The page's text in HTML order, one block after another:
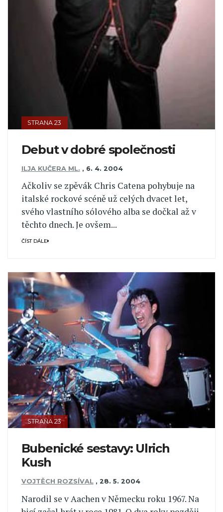
STRANA 23
Debut v dobré společnosti
ILJA KUČERA ML. , 6. 4. 2004
Ačkoliv se zpěvák Chris Catena pohybuje na
italské rockové scéně už celých dvacet let,
svého vlastního sólového alba se dočkal až v
těchto dnech. Je ovšem...
ČÍST DÁLE
STRANA 23
Bubenické sestavy: Ulrich
Kush
VOJTĚCH ROZSÍVAL , 28. 5. 2004
Narodil se v Aachen v Německu roku 1967. Na